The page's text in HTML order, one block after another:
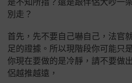
是不知所措？還是跟伴侶大吵一
別走？
首先，先不要自己嚇自己，法官
足的證據。所以現階段你可能只
你現在要做的是冷靜，請不要做
侶越推越遠，